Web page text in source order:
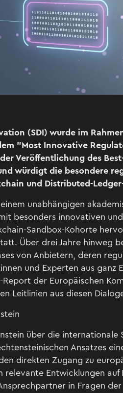
(SDI) wurde im
"Most Innovative
Veröffentlichung des
würdigt die besondere
und Distributed-
unabhängigen
besonders innovativen
Sandbox-Kohorte
Über drei Jahre hinweg
von Anbietern, deren
und Experten aus
der Europäischen
Leitlinien aus diesen
über die
Ansatzes
direkten Zugang zu
Entwicklungen auf
in Fragen